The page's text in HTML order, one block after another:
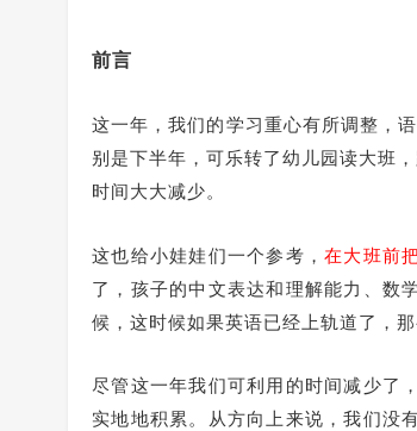
前言
这一年，我们的学习重心有所调整，
别是下半年，可乐转了幼儿园读大班
时间大大减少。
这也给小娃娃们一个参考，在大班前
了，孩子的中文表达和理解能力、数
候，这时候如果英语已经上轨道了，
尽管这一年我们可利用的时间减少了
实地地积累。从方向上来说，我们没